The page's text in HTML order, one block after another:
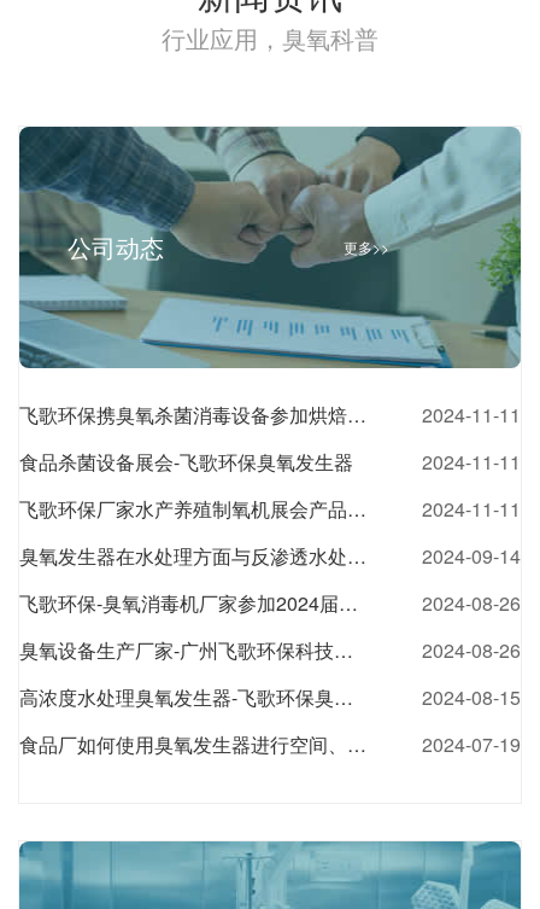
行业应用，臭氧科普
公司动态 更多>>
飞歌环保携臭氧杀菌消毒设备参加烘焙食品展会
2024-11-11
食品杀菌设备展会-飞歌环保臭氧发生器
2024-11-11
飞歌环保厂家水产养殖制氧机展会产品介绍
2024-11-11
臭氧发生器在水处理方面与反渗透水处理设备的配合应用
2024-09-14
飞歌环保-臭氧消毒机厂家参加2024届亚食展展会风采
2024-08-26
臭氧设备生产厂家-广州飞歌环保科技有限公司
2024-08-26
高浓度水处理臭氧发生器-飞歌环保臭氧发生器厂家
2024-08-15
食品厂如何使用臭氧发生器进行空间、水处理杀菌消毒
2024-07-19